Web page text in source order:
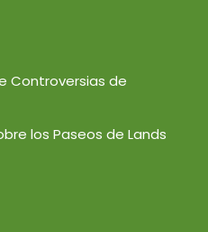
Controversias de
los Paseos de Lands